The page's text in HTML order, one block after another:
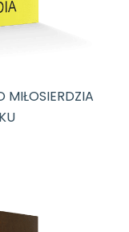
MIŁOSIERDZIA